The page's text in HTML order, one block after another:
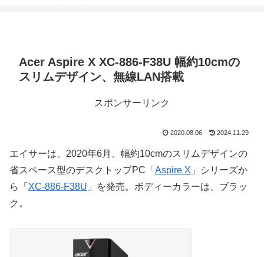
Acer Aspire X XC-886-F38U 幅約10cmの
スリムデザイン、無線LAN搭載
スポンサーリンク
2020.08.06 2024.11.29
エイサーは、2020年6月、幅約10cmのスリムデザインの
省スペース型のデスクトップPC「 Aspire X 」シリーズか
ら「 XC-886-F38U 」を発売。ボディーカラーは、ブラッ
ク。